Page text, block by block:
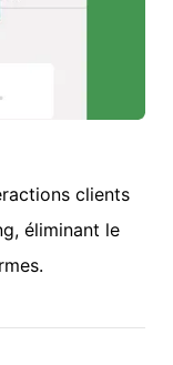
clients
éliminant le